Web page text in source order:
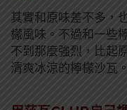
其實和原味差不多，
檬風味。不過和一些
不到那麼強烈，比起
清爽冰涼的檸檬沙瓦。